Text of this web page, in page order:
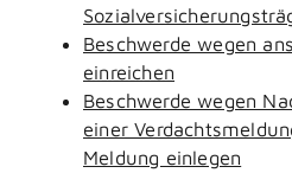
Beschwerde wegen
einreichen
Beschwerde wegen
einer
Meldung einlegen